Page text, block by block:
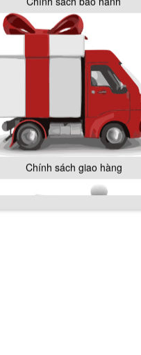
Chính sách giao hàng
Hướng dẫn thanh toán mua hàng